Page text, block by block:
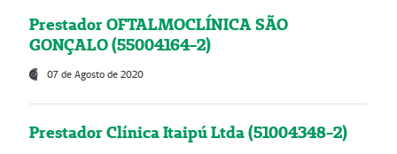
Prestador OFTALMOCLÍNICA SÃO
GONÇALO (55004164-2)
07 de Agosto de 2020
Prestador Clínica Itaipú Ltda (51004348-2)